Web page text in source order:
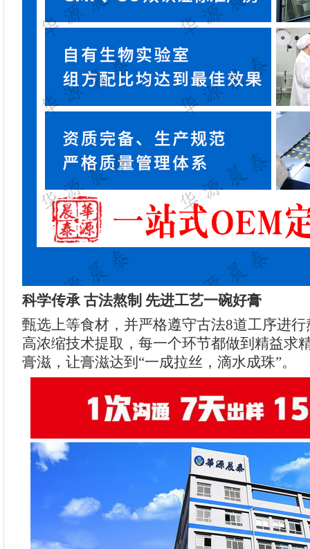
科学传承 古法熬制 先进工艺一碗好膏
甄选上等食材，并严格遵守古法8道工序进
高浓缩技术提取，每一个环节都做到精益求
膏滋，让膏滋达到“一成拉丝，滴水成珠”。